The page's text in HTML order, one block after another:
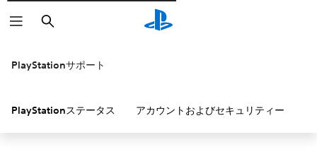
検
索
PlayStationサポート
PlayStationステータス アカウントおよびセキュリティー